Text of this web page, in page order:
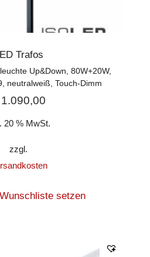
Trafos
Up&Down, 80W+20W,
neutralweiß, Touch-Dimm
20 % MwSt.
zzgl.
setzen